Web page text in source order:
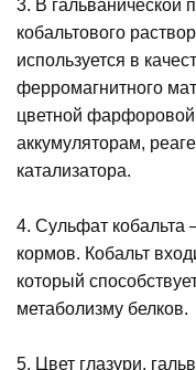
3. В гальванической
кобальтового
используется в
ферромагнитного
цветной
аккумуляторам,
катализатора.
4. Сульфат кобальта
кормов. Кобальт
который
метаболизму белков.
5. Цвет глазури,